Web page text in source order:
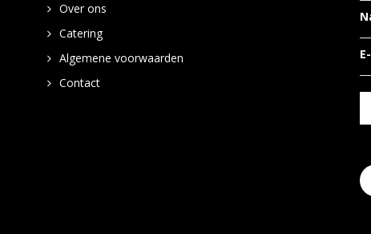
Over ons
Catering
Algemene voorwaarden
Contact